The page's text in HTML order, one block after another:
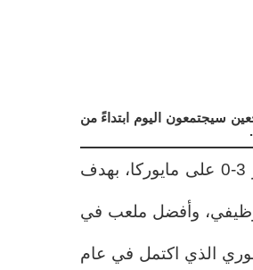
نو بعد 894 يومًا … 23.000 من المشجعين سيجتمعون اليوم ابتداءً من
في 28 مايو 2023 أغلق كامب نو القديم أبوابه بعد فوز 3-0 على مايوركا، بهدف
وظيفي، وأفضل ملعب في
الذي اكتمل في عام